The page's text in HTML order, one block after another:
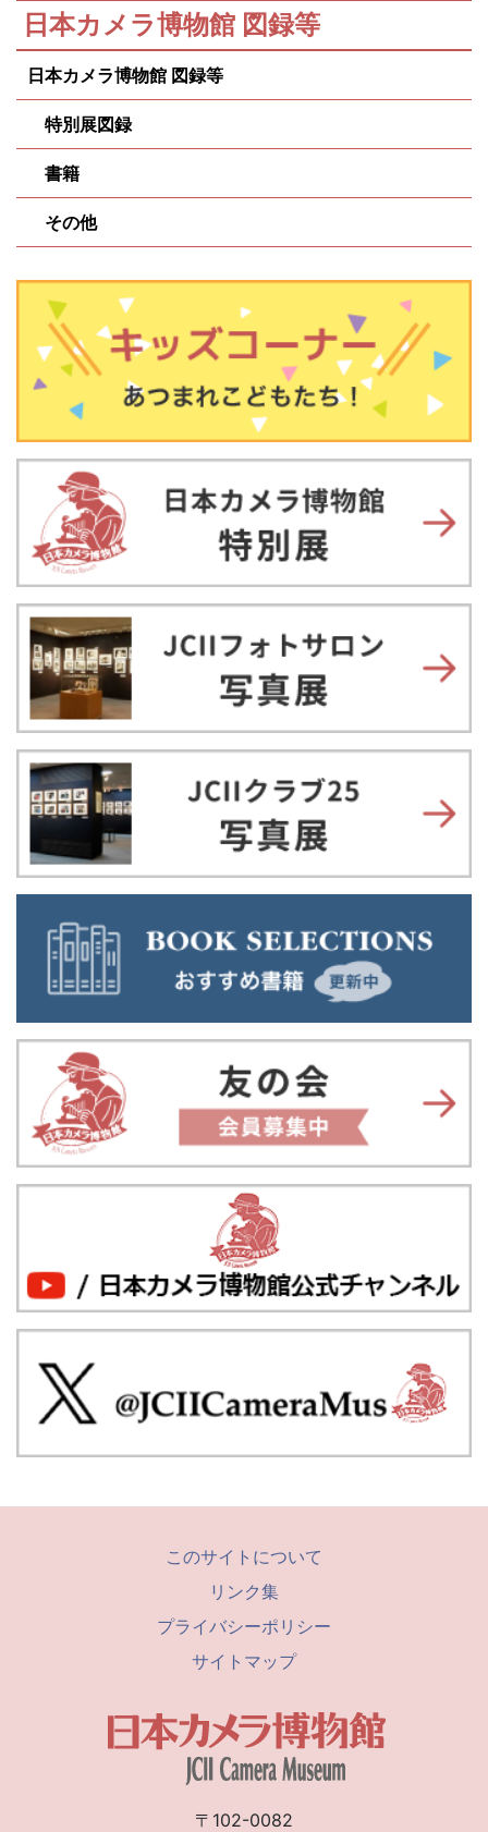
日本カメラ博物館 図録等
日本カメラ博物館 図録等
特別展図録
書籍
その他
このサイトについて
リンク集
プライバシーポリシー
サイトマップ
〒102-0082